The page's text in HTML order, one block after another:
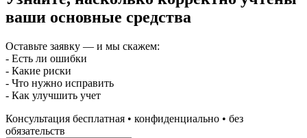
ваши основные средства
Оставьте заявку — и мы скажем:
- Есть ли ошибки
- Какие риски
- Что нужно исправить
- Как улучшить учет
Консультация бесплатная • конфиденциально • без
обязательств